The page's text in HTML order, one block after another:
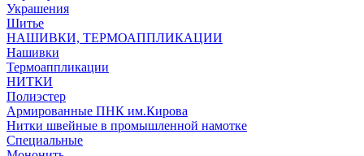
Украшения
Шитье
НАШИВКИ, ТЕРМОАППЛИКАЦИИ
Нашивки
Термоаппликации
НИТКИ
Полиэстер
Армированные ПНК им.Кирова
Нитки швейные в промышленной намотке
Специальные